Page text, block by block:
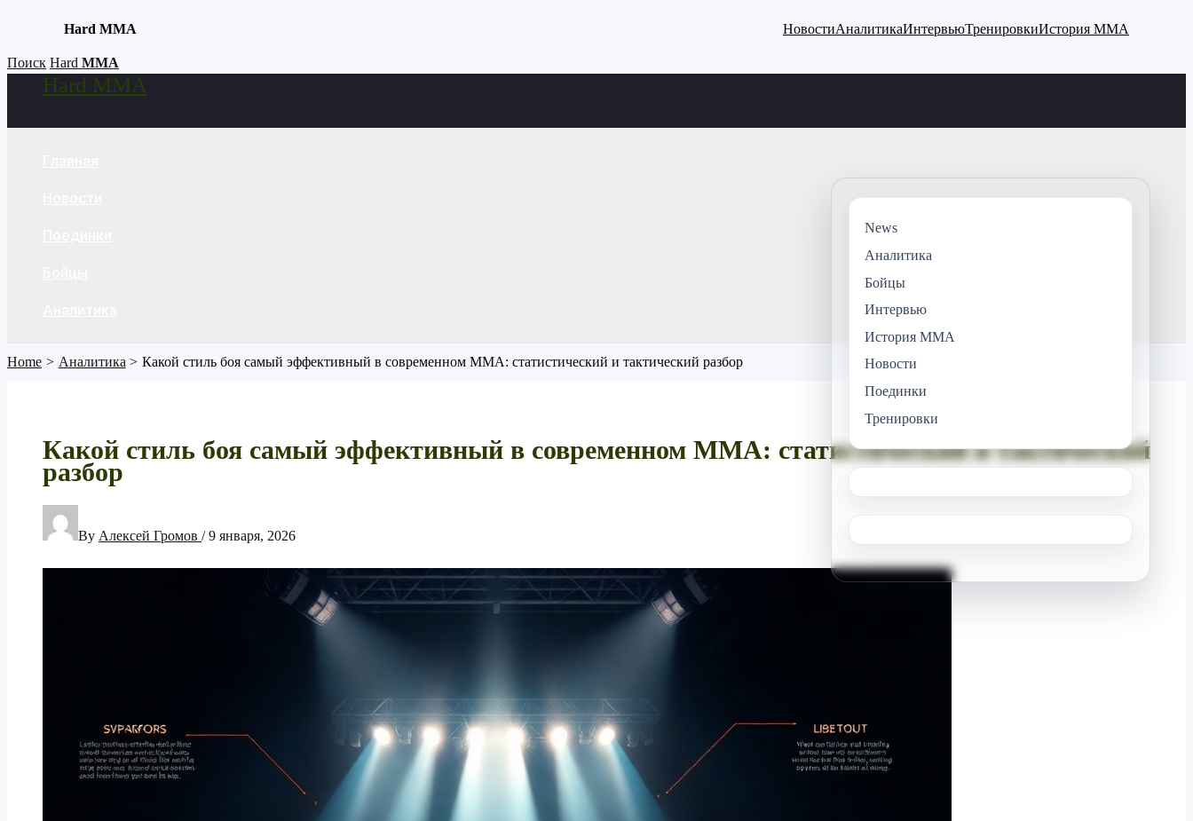
Hard MMA НовостиАналитикаИнтервьюТренировкиИстория ММА
Skip
Поиск Hard MMA
Hard MMA
Home Аналитика Какой стиль боя самый эффективный в современном ММА: статистический и тактический разбор
Какой стиль боя самый эффективный в современном ММА: статистический и тактический
разбор
By Алексей Громов /9 января, 2026
News
Аналитика
Бойцы
Интервью
История ММА
Новости
Поединки
Тренировки